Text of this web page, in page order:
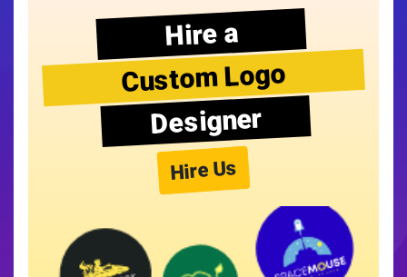
Hire a
Custom Logo
Designer
Hire Us